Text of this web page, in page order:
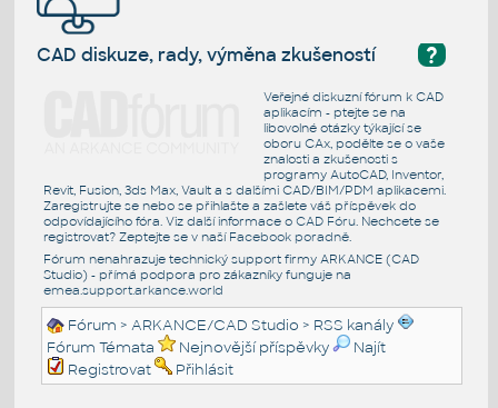
?
CAD diskuze, rady, výměna zkušeností
Veřejné diskuzní fórum k CAD
aplikacím - ptejte se na
libovolné otázky týkající se
oboru CAx, podělte se o vaše
znalosti a zkušenosti s
programy AutoCAD, Inventor,
Revit, Fusion, 3ds Max, Vault a s dalšími CAD/BIM/PDM aplikacemi.
Zaregistrujte se nebo se přihlašte a zašlete váš příspěvek do
odpovídajícího fóra. Viz další informace o CAD Fóru. Nechcete se
registrovat? Zeptejte se v naší Facebook poradně.
Fórum nenahrazuje technický support firmy ARKANCE (CAD
Studio) - přímá podpora pro zákazníky funguje na
emea.support.arkance.world
Fórum >ARKANCE/CAD Studio > RSS kanály
Fórum Témata
Nejnovější příspěvky
Najít
Registrovat
Přihlásit